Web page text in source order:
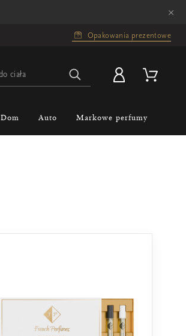
×
Opakowania prezentowe
Dom Auto Markowe perfumy